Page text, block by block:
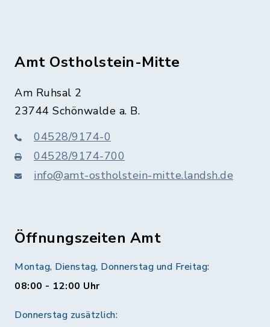
Amt Ostholstein-Mitte
Am Ruhsal 2
23744 Schönwalde a. B.
04528/9174-0
04528/9174-700
info@amt-ostholstein-mitte.landsh.de
Öffnungszeiten Amt
Montag, Dienstag, Donnerstag und Freitag:
08:00 - 12:00 Uhr
Donnerstag zusätzlich: